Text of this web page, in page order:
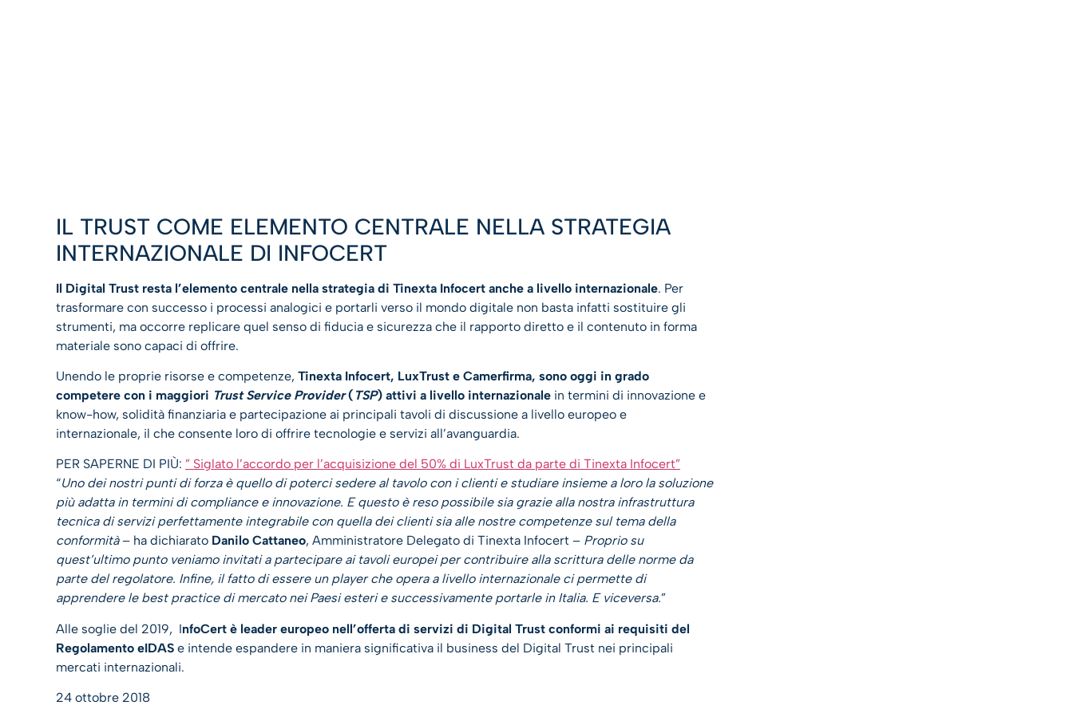
IL TRUST COME ELEMENTO CENTRALE NELLA STRATEGIA
INTERNAZIONALE DI INFOCERT
Il Digital Trust resta l’elemento centrale nella strategia di Tinexta Infocert anche a livello internazionale. Per
trasformare con successo i processi analogici e portarli verso il mondo digitale non basta infatti sostituire gli
strumenti, ma occorre replicare quel senso di fiducia e sicurezza che il rapporto diretto e il contenuto in forma
materiale sono capaci di offrire.
Unendo le proprie risorse e competenze, Tinexta Infocert, LuxTrust e Camerfirma, sono oggi in grado
competere con i maggiori Trust Service Provider(TSP) attivi a livello internazionale in termini di innovazione e
know-how, solidità finanziaria e partecipazione ai principali tavoli di discussione a livello europeo e
internazionale, il che consente loro di offrire tecnologie e servizi all’avanguardia.
PER SAPERNE DI PIÙ: ” Siglato l’accordo per l’acquisizione del 50% di LuxTrust da parte di Tinexta Infocert”
“Uno dei nostri punti di forza è quello di poterci sedere al tavolo con i clienti e studiare insieme a loro la soluzione
più adatta in termini di compliance e innovazione. E questo è reso possibile sia grazie alla nostra infrastruttura
tecnica di servizi perfettamente integrabile con quella dei clienti sia alle nostre competenze sul tema della
conformità– ha dichiarato Danilo Cattaneo, Amministratore Delegato di Tinexta Infocert – Proprio su
quest’ultimo punto veniamo invitati a partecipare ai tavoli europei per contribuire alla scrittura delle norme da
parte del regolatore. Infine, il fatto di essere un player che opera a livello internazionale ci permette di
apprendere le best practice di mercato nei Paesi esteri e successivamente portarle in Italia. E viceversa.”
Alle soglie del 2019, InfoCert è leader europeo nell’offerta di servizi di Digital Trust conformi ai requisiti del
Regolamento eIDAS e intende espandere in maniera significativa il business del Digital Trust nei principali
mercati internazionali.
24 ottobre 2018